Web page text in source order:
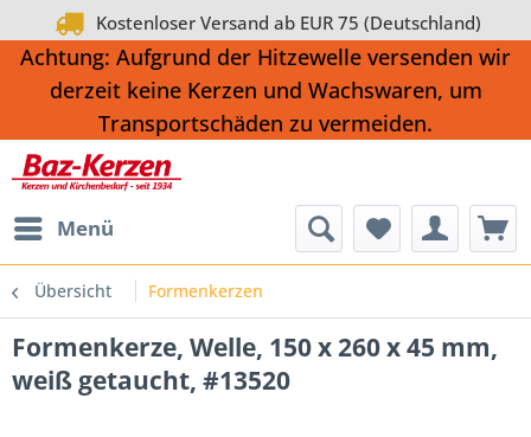
Kostenloser Versand ab EUR 75 (Deutschland)
Achtung: Aufgrund der Hitzewelle versenden wir
derzeit keine Kerzen und Wachswaren, um
Transportschäden zu vermeiden.
Menü
Übersicht Formenkerzen
Formenkerze, Welle, 150 x 260 x 45 mm,
weiß getaucht, #13520